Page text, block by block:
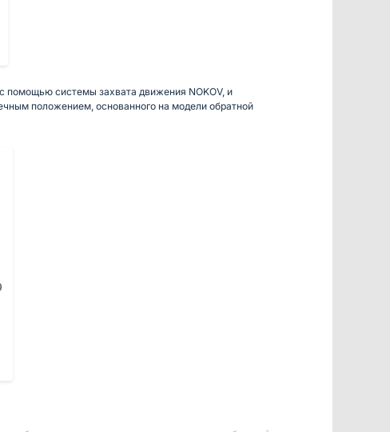
помощью системы захвата движения NOKOV, и
положением, основанного на модели обратной